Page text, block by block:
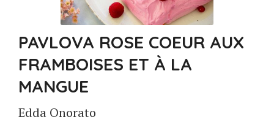
PAVLOVA ROSE COEUR AUX
FRAMBOISES ET À LA
MANGUE
Edda Onorato